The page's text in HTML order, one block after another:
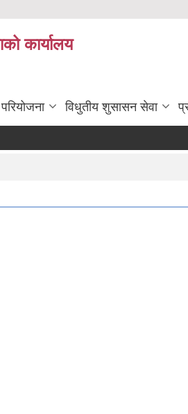
कार्यालय
विधुतीय शुसासन सेवा